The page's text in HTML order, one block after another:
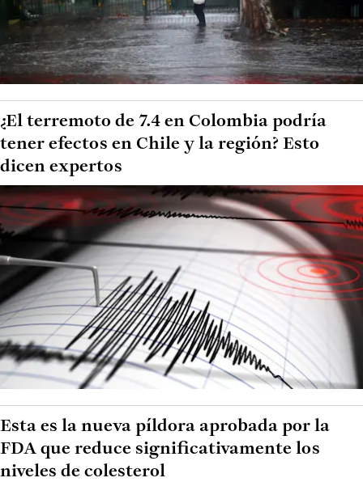
¿El terremoto de 7.4 en Colombia podría
tener efectos en Chile y la región? Esto
dicen expertos
Esta es la nueva píldora aprobada por la
FDA que reduce significativamente los
niveles de colesterol